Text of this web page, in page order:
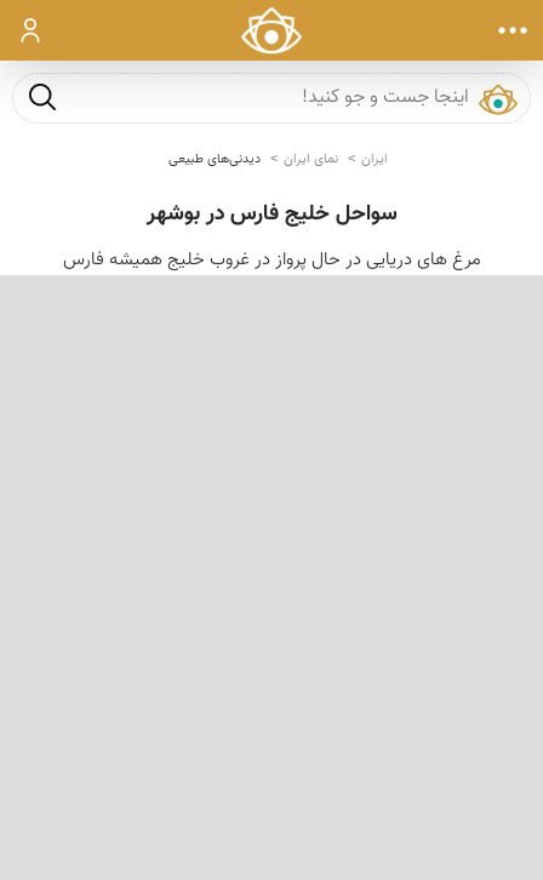
ورود
جست و
ایران نمای ایران دیدنی‌های طبیعی
سواحل خلیج فارس در بوشهر
مرغ های دریایی در حال پرواز در غروب خلیج همیشه فارس